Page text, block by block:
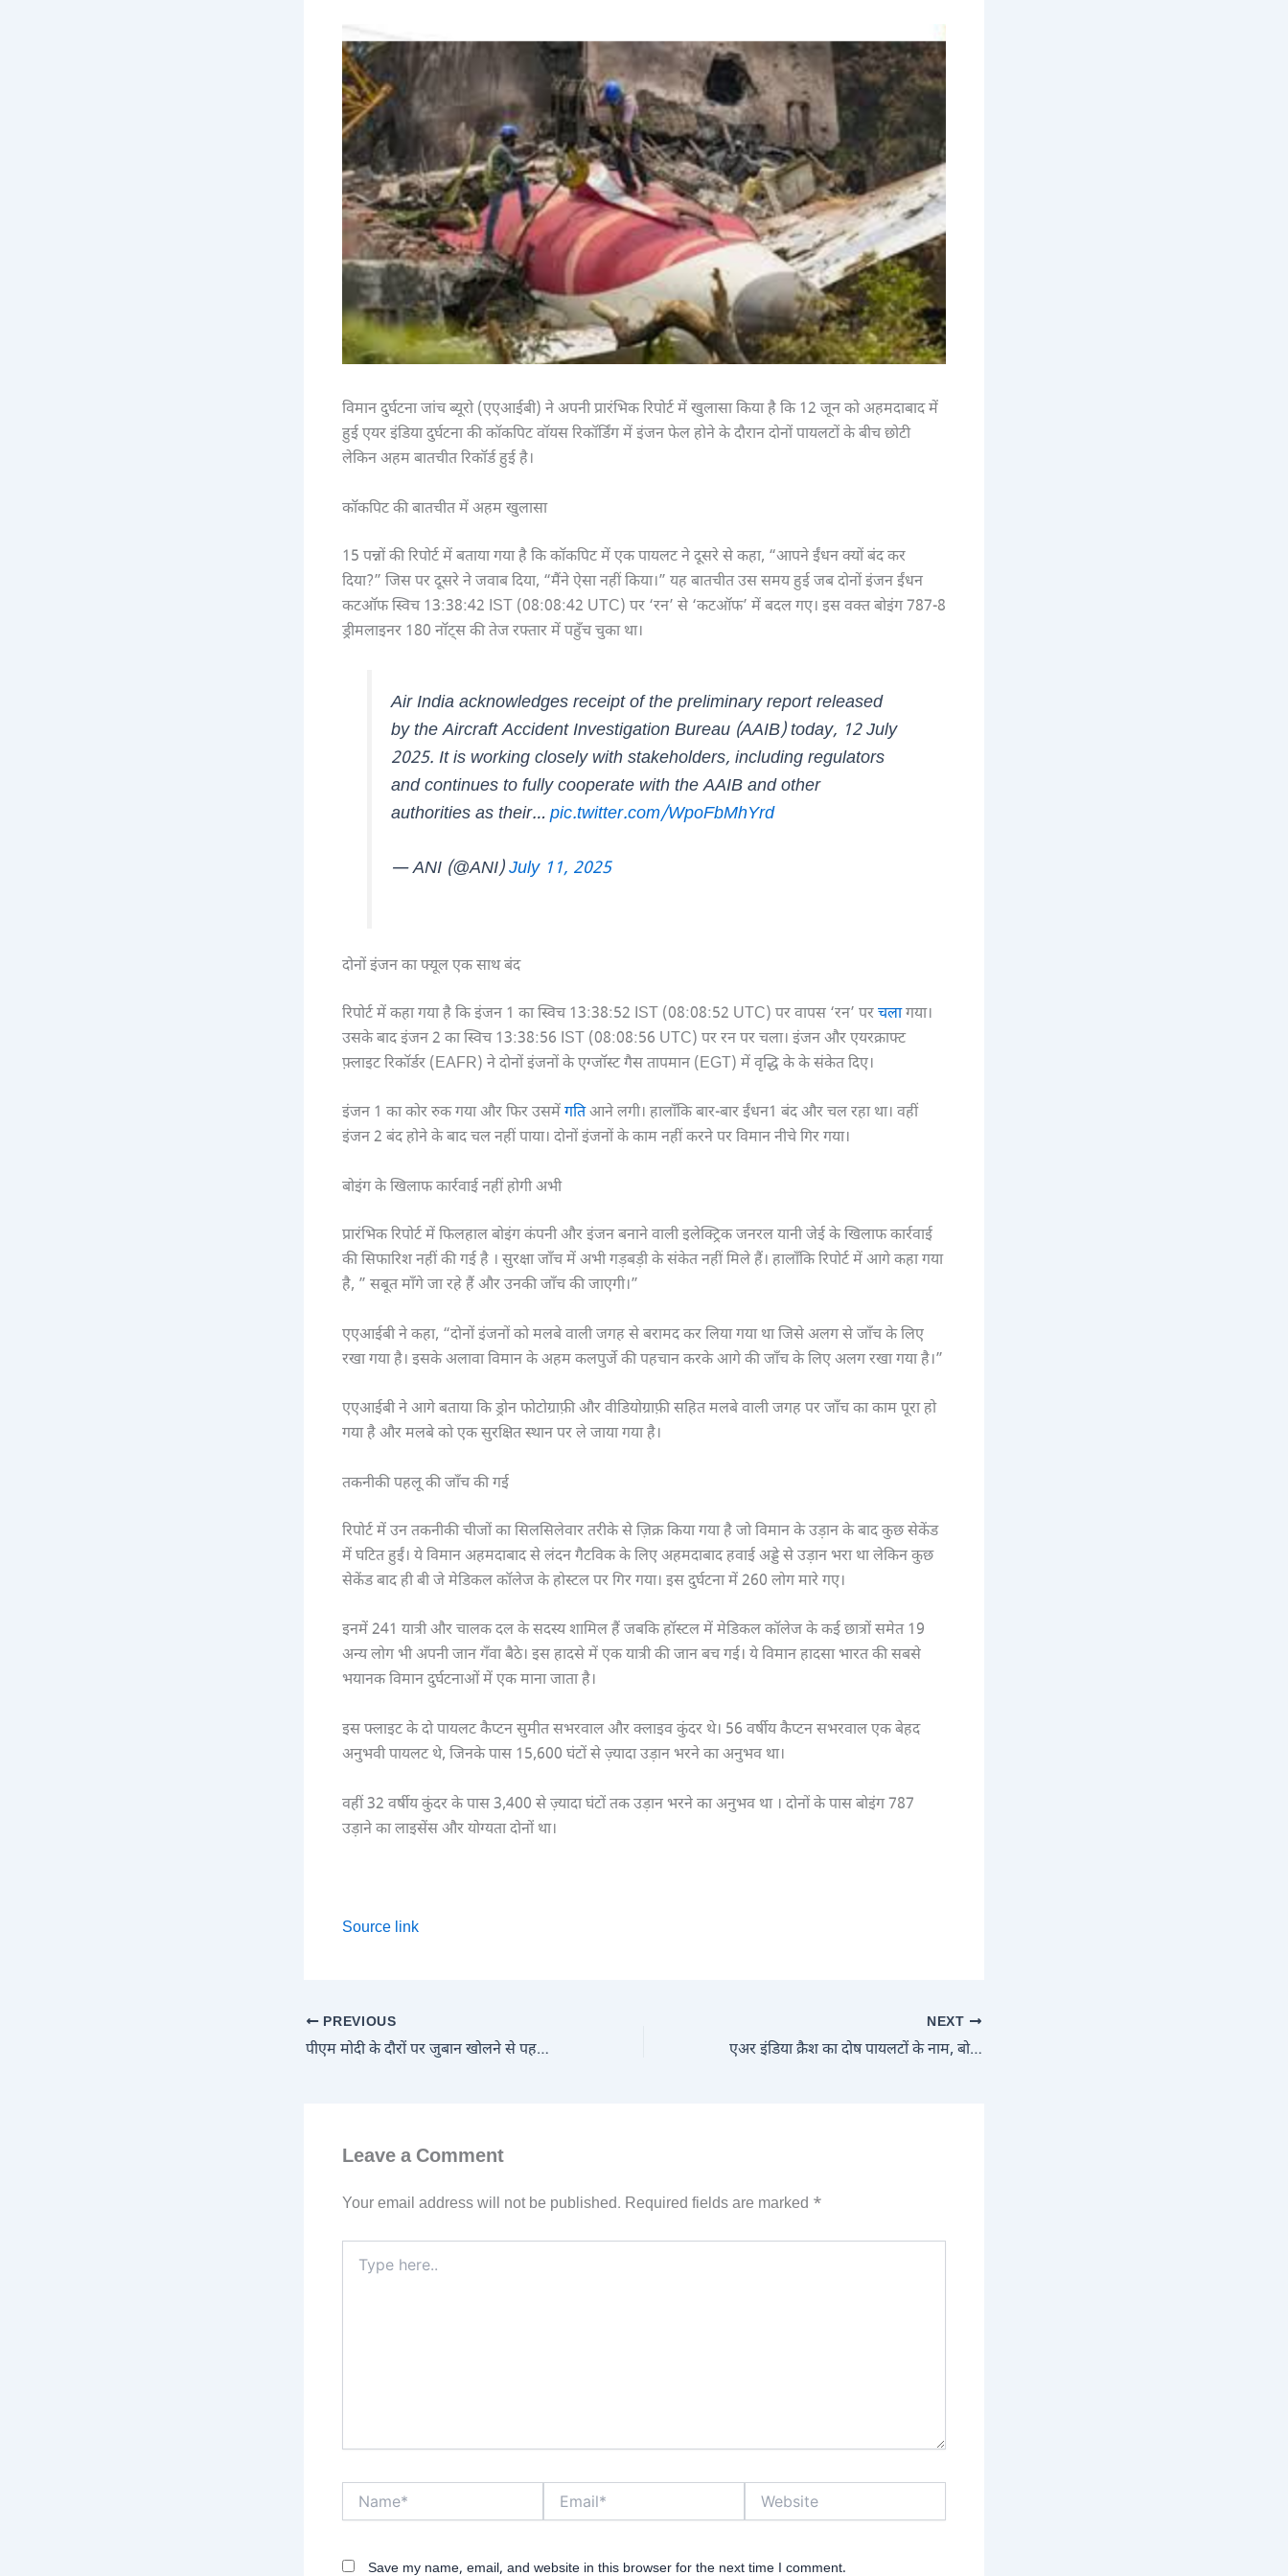
विमान दुर्घटना जांच ब्यूरो (एएआईबी) ने अपनी प्रारंभिक रिपोर्ट में खुलासा किया है कि 12 जून को अहमदाबाद में
हुई एयर इंडिया दुर्घटना की कॉकपिट वॉयस रिकॉर्डिंग में इंजन फेल होने के दौरान दोनों पायलटों के बीच छोटी
लेकिन अहम बातचीत रिकॉर्ड हुई है।
कॉकपिट की बातचीत में अहम खुलासा
15 पन्नों की रिपोर्ट में बताया गया है कि कॉकपिट में एक पायलट ने दूसरे से कहा, “आपने ईंधन क्यों बंद कर
दिया?” जिस पर दूसरे ने जवाब दिया, “मैंने ऐसा नहीं किया।” यह बातचीत उस समय हुई जब दोनों इंजन ईंधन
कटऑफ स्विच 13:38:42 IST (08:08:42 UTC) पर ‘रन’ से ‘कटऑफ’ में बदल गए। इस वक्त बोइंग 787-8
ड्रीमलाइनर 180 नॉट्स की तेज रफ्तार में पहुँच चुका था।
Air India acknowledges receipt of the preliminary report released
by the Aircraft Accident Investigation Bureau (AAIB) today, 12 July
2025. It is working closely with stakeholders, including regulators
and continues to fully cooperate with the AAIB and other
authorities as their…pic.twitter.com/WpoFbMhYrd
— ANI (@ANI)July 11, 2025
दोनों इंजन का फ्यूल एक साथ बंद
रिपोर्ट में कहा गया है कि इंजन 1 का स्विच 13:38:52 IST (08:08:52 UTC) पर वापस ‘रन’ परचलागया।
उसके बाद इंजन 2 का स्विच 13:38:56 IST (08:08:56 UTC) पर रन पर चला। इंजन और एयरक्राफ्ट
फ़्लाइट रिकॉर्डर (EAFR) ने दोनों इंजनों के एग्जॉस्ट गैस तापमान (EGT) में वृद्धि के के संकेत दिए।
इंजन 1 का कोर रुक गया और फिर उसमेंगतिआने लगी। हालाँकि बार-बार ईंधन1 बंद और चल रहा था। वहीं
इंजन 2 बंद होने के बाद चल नहीं पाया। दोनों इंजनों के काम नहीं करने पर विमान नीचे गिर गया।
बोइंग के खिलाफ कार्रवाई नहीं होगी अभी
प्रारंभिक रिपोर्ट में फिलहाल बोइंग कंपनी और इंजन बनाने वाली इलेक्ट्रिक जनरल यानी जेई के खिलाफ कार्रवाई
की सिफारिश नहीं की गई है । सुरक्षा जाँच में अभी गड़बड़ी के संकेत नहीं मिले हैं। हालाँकि रिपोर्ट में आगे कहा गया
है, ” सबूत माँगे जा रहे हैं और उनकी जाँच की जाएगी।”
एएआईबी ने कहा, “दोनों इंजनों को मलबे वाली जगह से बरामद कर लिया गया था जिसे अलग से जाँच के लिए
रखा गया है। इसके अलावा विमान के अहम कलपुर्जे की पहचान करके आगे की जाँच के लिए अलग रखा गया है।”
एएआईबी ने आगे बताया कि ड्रोन फोटोग्राफ़ी और वीडियोग्राफ़ी सहित मलबे वाली जगह पर जाँच का काम पूरा हो
गया है और मलबे को एक सुरक्षित स्थान पर ले जाया गया है।
तकनीकी पहलू की जाँच की गई
रिपोर्ट में उन तकनीकी चीजों का सिलसिलेवार तरीके से ज़िक्र किया गया है जो विमान के उड़ान के बाद कुछ सेकेंड
में घटित हुईं। ये विमान अहमदाबाद से लंदन गैटविक के लिए अहमदाबाद हवाई अड्डे से उड़ान भरा था लेकिन कुछ
सेकेंड बाद ही बी जे मेडिकल कॉलेज के होस्टल पर गिर गया। इस दुर्घटना में 260 लोग मारे गए।
इनमें 241 यात्री और चालक दल के सदस्य शामिल हैं जबकि हॉस्टल में मेडिकल कॉलेज के कई छात्रों समेत 19
अन्य लोग भी अपनी जान गँवा बैठे। इस हादसे में एक यात्री की जान बच गई। ये विमान हादसा भारत की सबसे
भयानक विमान दुर्घटनाओं में एक माना जाता है।
इस फ्लाइट के दो पायलट कैप्टन सुमीत सभरवाल और क्लाइव कुंदर थे। 56 वर्षीय कैप्टन सभरवाल एक बेहद
अनुभवी पायलट थे, जिनके पास 15,600 घंटों से ज़्यादा उड़ान भरने का अनुभव था।
वहीं 32 वर्षीय कुंदर के पास 3,400 से ज़्यादा घंटों तक उड़ान भरने का अनुभव था । दोनों के पास बोइंग 787
उड़ाने का लाइसेंस और योग्यता दोनों था।
Source link
PREVIOUS
पीएम मोदी के दौरों पर जुबान खोलने से पहले ‘विचार’ कर लेते भगवंत मान ‘साहब’, विदेश नीति कॉमेडी का मंच नहीं ये बेहद गंभीर विषय: MEA ने भी दिखाया आईना
NEXT
एअर इंडिया क्रैश का दोष पायलटों के नाम, बोइंग को क्लीन चिट: विदेशी मीडिया ने फिर किया प्रोपेगेंडा, पहले भी हादसों के बाद ‘ब्लेम’ शिफ्ट करने की होती रही है साजिश
Leave a Comment
Your email address will not be published. Required fields are marked *
here..
Save my name, email, and website in this browser for the next time I comment.